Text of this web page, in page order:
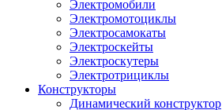
Электромобили
Электромотоциклы
Электросамокаты
Электроскейты
Электроскутеры
Электротрициклы
Конструкторы
Динамический конструктор